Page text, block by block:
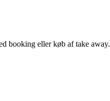
booking eller køb af take away.